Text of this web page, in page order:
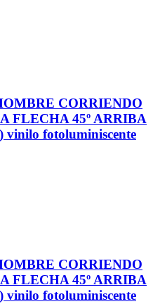
CORRIENDO
FLECHA 45º ARRIBA
vinilo fotoluminiscente
CORRIENDO
FLECHA 45º ARRIBA
vinilo fotoluminiscente